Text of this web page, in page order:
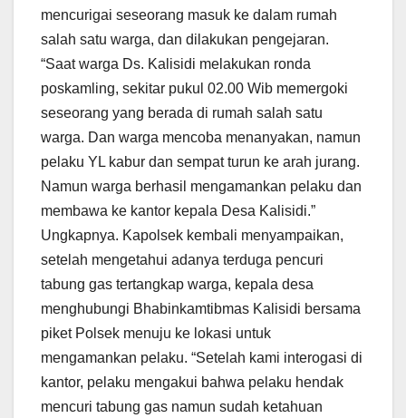
mencurigai seseorang masuk ke dalam rumah
salah satu warga, dan dilakukan pengejaran.
“Saat warga Ds. Kalisidi melakukan ronda
poskamling, sekitar pukul 02.00 Wib memergoki
seseorang yang berada di rumah salah satu
warga. Dan warga mencoba menanyakan, namun
pelaku YL kabur dan sempat turun ke arah jurang.
Namun warga berhasil mengamankan pelaku dan
membawa ke kantor kepala Desa Kalisidi.”
Ungkapnya. Kapolsek kembali menyampaikan,
setelah mengetahui adanya terduga pencuri
tabung gas tertangkap warga, kepala desa
menghubungi Bhabinkamtibmas Kalisidi bersama
piket Polsek menuju ke lokasi untuk
mengamankan pelaku. “Setelah kami interogasi di
kantor, pelaku mengakui bahwa pelaku hendak
mencuri tabung gas namun sudah ketahuan